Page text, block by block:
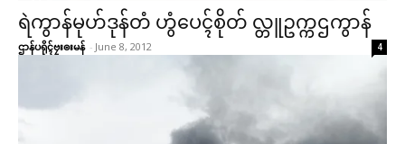
ရဲကွာန်မုဟ်ဒုန်တံ ဟွံပေၚ်စိုတ် လ္တူဥက္ကဌကွာန်
ဌာန်ပရိုၚ်ဗၠးၜးမန် - June 8, 2012 4